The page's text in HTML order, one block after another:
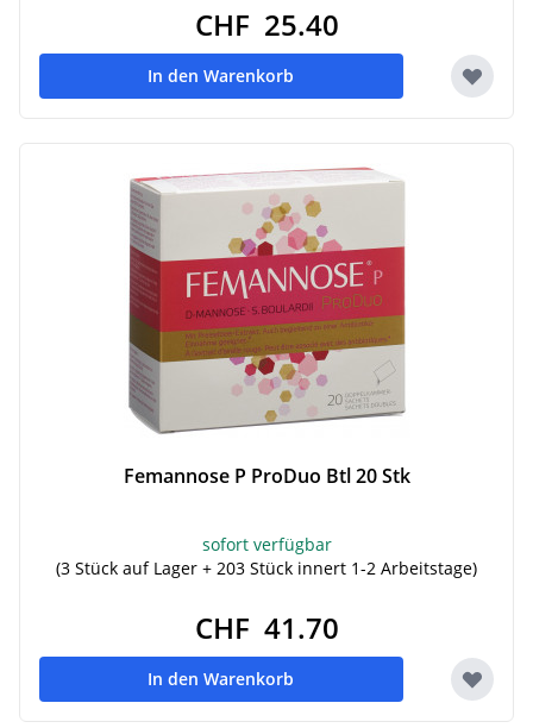
CHF 25.40
In den Warenkorb
Femannose P ProDuo Btl 20 Stk
sofort verfügbar
(3 Stück auf Lager + 203 Stück innert 1-2 Arbeitstage)
CHF 41.70
In den Warenkorb